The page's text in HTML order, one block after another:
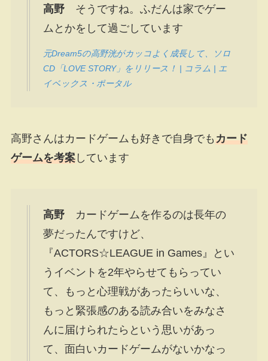
高野そうですね。ふだんは家でゲー
ムとかをして過ごしています
元Dream5の高野洸がカッコよく成長して、ソロ
CD「LOVE STORY」をリリース！ | コラム | エ
イベックス・ポータル
高野さんはカードゲームも好きで自身でも カード
ゲームを考案しています
高野カードゲームを作るのは長年の
夢だったんですけど、
『ACTORS☆LEAGUE in Games』とい
うイベントを2年やらせてもらってい
て、もっと心理戦があったらいいな、
もっと緊張感のある読み合いをみなさ
んに届けられたらという思いがあっ
て、面白いカードゲームがないかなっ